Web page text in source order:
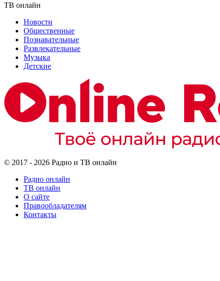
ТВ онлайн
Новости
Общественные
Познавательные
Развлекательные
Музыка
Детские
© 2017 - 2026 Радио и ТВ онлайн
Радио онлайн
ТВ онлайн
О сайте
Правообладателям
Контакты